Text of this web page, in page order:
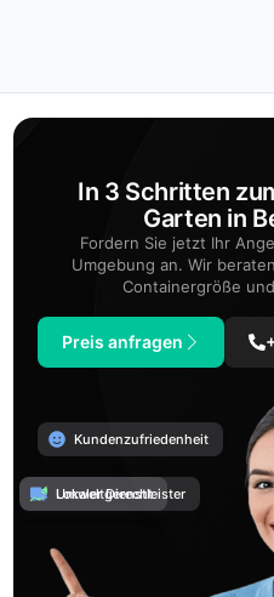
In 3 Schritten
Garten in
Fordern Sie jetzt Ihr
Umgebung an. Wir
Containergröße
Preis anfragen
Kundenzufriedenheit
Umweltgerecht
Lokaler Dienstleister